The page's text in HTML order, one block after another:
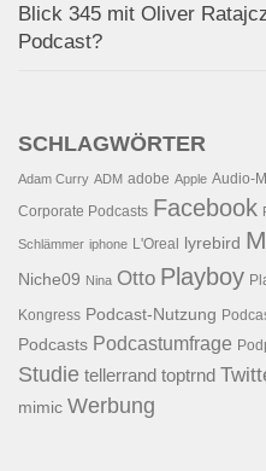
Blick 345 mit Oliver
Podcast?
SCHLAGWÖRTER
Adam Curry ADM adobe Apple Audio-
Corporate Podcasts Facebook
Schlämmer iphone L'Oreal lyrebird
Niche09 Nina Otto Playboy
Kongress Podcast-Nutzung
Podcasts Podcastumfrage
Studie tellerrand toptrnd
mimic Werbung